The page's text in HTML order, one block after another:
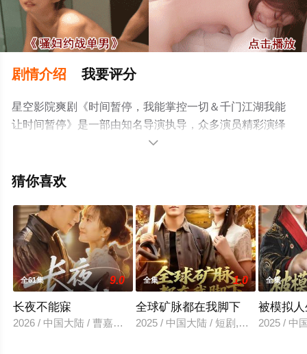
剧情介绍 我要评分
星空影院爽剧《时间暂停，我能掌控一切＆千门江湖我能
让时间暂停》是一部由知名导演执导，众多演员精彩演绎
的中国大陆电视剧，大结局剧情已揭晓（全集），手机免
剧情信息可移步至豆瓣电视剧、电视猫或剧情网等平台了

猜你喜欢
全61集 9.0
长夜不能寐
2026 / 中国大陆 / 曹嘉乘＆王楚
全集 1.0
全球矿脉都在我脚下
2025 / 中国大陆 / 短剧,女频恋爱
全集
被模拟
2025 / 中